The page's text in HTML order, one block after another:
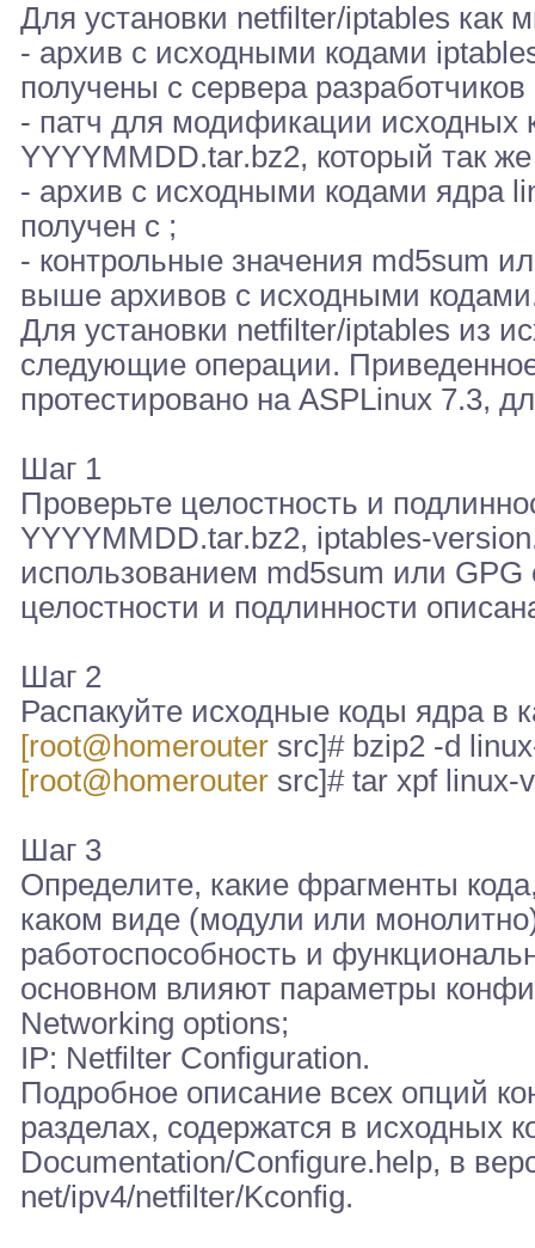
Для установки netfilter/iptables
- архив с исходными кодами
получены с сервера
- патч для модификации исходных
YYYYMMDD.tar.bz2, который так
- архив с исходными кодами ядра
получен с ;
- контрольные значения md5sum
выше архивов с исходными
Для установки netfilter/iptables из
следующие операции.
протестировано на ASPLinux 7.3,
Шаг 1
Проверьте целостность и
YYYYMMDD.tar.bz2, iptables-
использованием md5sum или GPG
целостности и подлинности
Шаг 2
Распакуйте исходные коды ядра в
[root@homerouter src]# bzip2 -d
[root@homerouter src]# tar xpf linux-
Шаг 3
Определите, какие фрагменты
каком виде (модули или
работоспособность и
основном влияют параметры
Networking options;
IP: Netfilter Configuration.
Подробное описание всех опций
разделах, содержатся в исходных
Documentation/Configure.help, в
net/ipv4/netfilter/Kconfig.